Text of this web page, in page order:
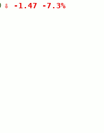
⇩ -1.47 -7.3%